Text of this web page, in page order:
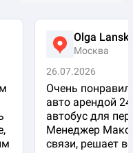
Olga
Москва
26.07.2026
Очень
авто арендой
автобус для
Менеджер
связи, решает